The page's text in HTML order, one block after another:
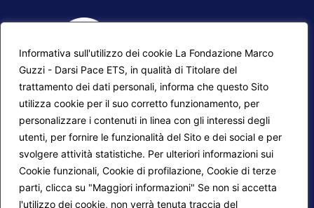
Informativa sull'utilizzo dei cookie La Fondazione Marco
Guzzi - Darsi Pace ETS, in qualità di Titolare del
trattamento dei dati personali, informa che questo Sito
utilizza cookie per il suo corretto funzionamento, per
personalizzare i contenuti in linea con gli interessi degli
utenti, per fornire le funzionalità del Sito e dei social e per
svolgere attività statistiche. Per ulteriori informazioni sui
Cookie funzionali, Cookie di profilazione, Cookie di terze
parti, clicca su "Maggiori informazioni" Se non si accetta
l'utilizzo dei cookie, non verrà tenuta traccia del
Mappa del sito
Progetti Darsi Pace
Login redattori
Calendario corsi
Privacy Policy
Cookie Policy